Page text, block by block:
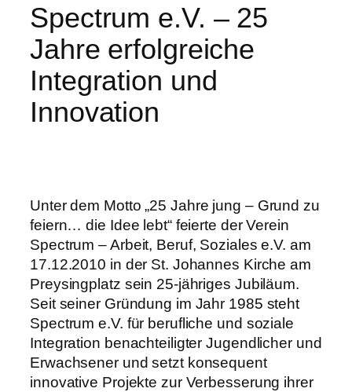
Spectrum e.V. – 25
Jahre erfolgreiche
Integration und
Innovation
Unter dem Motto „25 Jahre jung – Grund zu
feiern… die Idee lebt“ feierte der Verein
Spectrum – Arbeit, Beruf, Soziales e.V. am
17.12.2010 in der St. Johannes Kirche am
Preysingplatz sein 25-jähriges Jubiläum.
Seit seiner Gründung im Jahr 1985 steht
Spectrum e.V. für berufliche und soziale
Integration benachteiligter Jugendlicher und
Erwachsener und setzt konsequent
innovative Projekte zur Verbesserung ihrer